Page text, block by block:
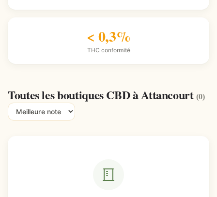
< 0,3%
THC conformité
Toutes les boutiques CBD à Attancourt(0)